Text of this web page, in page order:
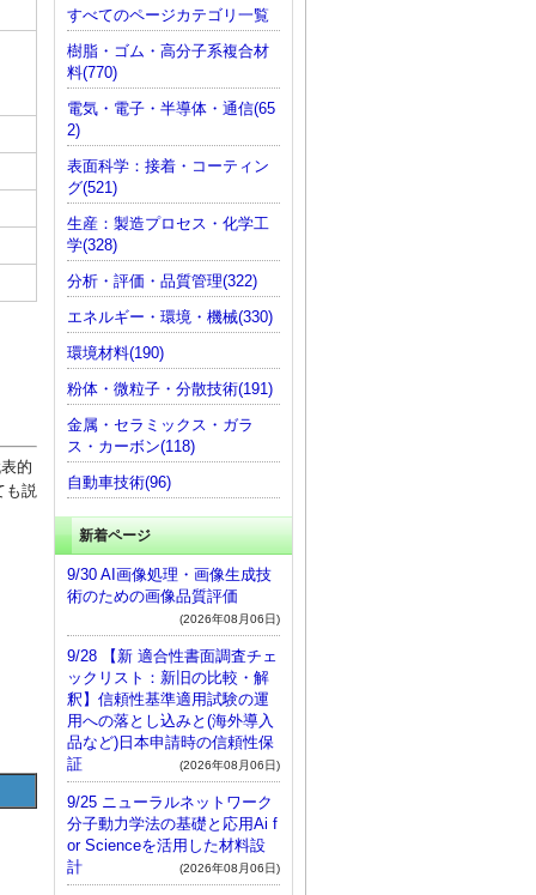
的
も説
すべてのページカテゴリ一覧
樹脂・ゴム・高分子系複合材
料(770)
電気・電子・半導体・通信(65
2)
表面科学：接着・コーティン
グ(521)
生産：製造プロセス・化学工
学(328)
分析・評価・品質管理(322)
エネルギー・環境・機械(330)
環境材料(190)
粉体・微粒子・分散技術(191)
金属・セラミックス・ガラ
ス・カーボン(118)
自動車技術(96)
新着ページ
9/30 AI画像処理・画像生成技
術のための画像品質評価
(2026年08月06日)
9/28 【新 適合性書面調査チェ
ックリスト：新旧の比較・解
釈】信頼性基準適用試験の運
用への落とし込みと(海外導入
品など)日本申請時の信頼性保
証
(2026年08月06日)
9/25 ニューラルネットワーク
分子動力学法の基礎と応用Ai f
or Scienceを活用した材料設
計
(2026年08月06日)